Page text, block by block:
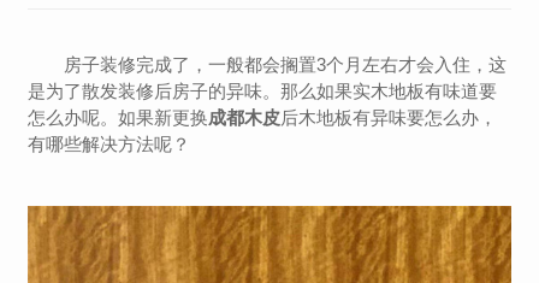
房子装修完成了，一般都会搁置3个月左右才会入住，这
是为了散发装修后房子的异味。那么如果实木地板有味道要
怎么办呢。如果新更换成都木皮后木地板有异味要怎么办，
有哪些解决方法呢？